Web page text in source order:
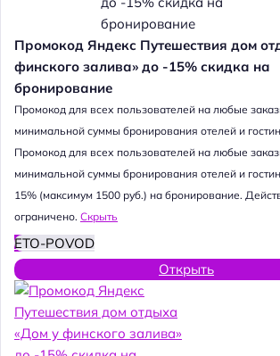
Промокод Яндекс Путешествия дом
финского залива» до -15% скидка на
бронирование
Промокод для всех пользователей на любые
минимальной суммы бронирования отелей и
Промокод для всех пользователей на любые
минимальной суммы бронирования отелей и
15% (максимум 1500 руб.) на бронирование.
ограничено. Скрыть
ETO-POVOD
Открыть